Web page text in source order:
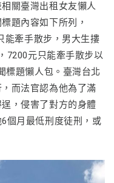
關臺灣出租女友懶人
題內容如下所列，
能牽手散步，男大生摟
7200元只能牽手散步以
標題懶人包。臺灣台北
而法官認為他為了滿
，侵害了對方的身體
個月最低刑度徒刑，或